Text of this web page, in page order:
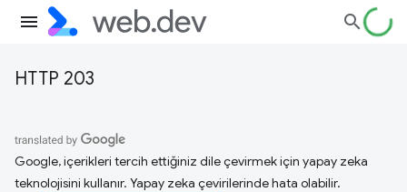
HTTP 203
Google, içerikleri tercih ettiğiniz dile çevirmek için yapay zeka
teknolojisini kullanır. Yapay zeka çevirilerinde hata olabilir.